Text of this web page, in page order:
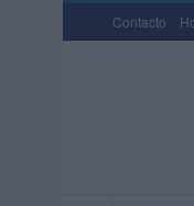
Contacto